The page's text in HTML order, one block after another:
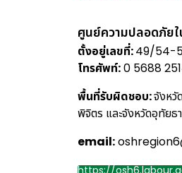
ศูนย์ความปลอดภัย
ตั้งอยู่เลขที่:49/54-
โทรศัพท์:0 5688
พื้นที่รับผิดชอบ:จังห
พิจิตร และจังหวัดอุทัยธ
email:
https://